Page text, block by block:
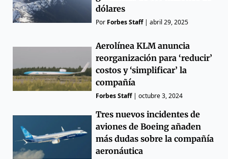
dólares
Por Forbes Staff|abril 29, 2025
Aerolínea KLM anuncia
reorganización para ‘reducir’
costos y ‘simplificar’ la
compañía
Forbes Staff|octubre 3, 2024
Tres nuevos incidentes de
aviones de Boeing añaden
más dudas sobre la compañía
aeronáutica